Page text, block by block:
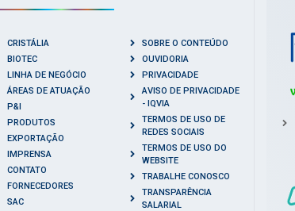
CRISTÁLIA
BIOTEC
LINHA DE NEGÓCIO
ÁREAS DE ATUAÇÃO
P&I
PRODUTOS
EXPORTAÇÃO
IMPRENSA
CONTATO
FORNECEDORES
SAC
SOBRE O CONTEÚDO
OUVIDORIA
PRIVACIDADE
AVISO DE PRIVACIDADE
- IQVIA
TERMOS DE USO DE
REDES SOCIAIS
TERMOS DE USO DO
WEBSITE
TRABALHE CONOSCO
TRANSPARÊNCIA
SALARIAL